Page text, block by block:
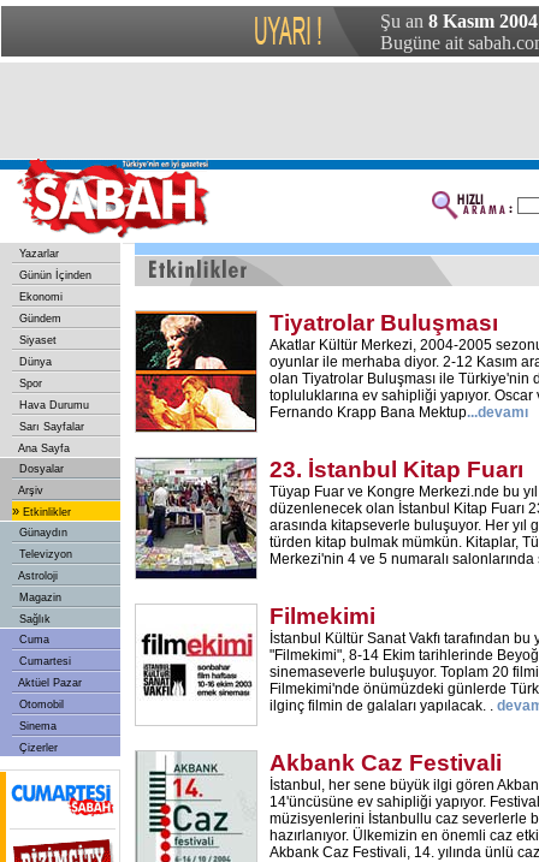
Şu an 8 Kasım
Bugüne ait
Yazarlar
Günün İçinden
Ekonomi
Gündem
Siyaset
Dünya
Spor
Hava Durumu
Sarı Sayfalar
Ana Sayfa
Dosyalar
Arşiv
» Etkinlikler
Günaydın
Televizyon
Astroloji
Magazin
Sağlık
Cuma
Cumartesi
Aktüel Pazar
Otomobil
Sinema
Çizerler
Tiyatrolar Buluşması
Akatlar Kültür Merkezi, 2004-2005
oyunlar ile merhaba diyor. 2-12 Kasım
olan Tiyatrolar Buluşması ile Türkiye'nin
topluluklarına ev sahipliği yapıyor.
Fernando Krapp Bana Mektup...devamı
23. İstanbul Kitap Fuarı
Tüyap Fuar ve Kongre Merkezi.nde bu
düzenlenecek olan İstanbul Kitap Fuarı
arasında kitapseverle buluşuyor. Her yıl
türden kitap bulmak mümkün. Kitaplar,
Merkezi'nin 4 ve 5 numaralı
Filmekimi
İstanbul Kültür Sanat Vakfı tarafından
"Filmekimi", 8-14 Ekim tarihlerinde
sinemaseverle buluşuyor. Toplam 20
Filmekimi'nde önümüzdeki günlerde
ilginç filmin de galaları yapılacak. .
Akbank Caz Festivali
İstanbul, her sene büyük ilgi gören
14'üncüsüne ev sahipliği yapıyor.
müzisyenlerini İstanbullu caz severlerle
hazırlanıyor. Ülkemizin en önemli caz
Akbank Caz Festivali, 14. yılında ünlü caz